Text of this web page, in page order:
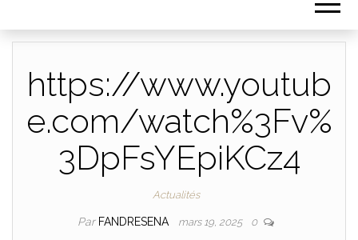
https://www.youtub
e.com/watch%3Fv%
3DpFsYEpiKCz4
Actualités
Par FANDRESENA mars 19, 2025 0